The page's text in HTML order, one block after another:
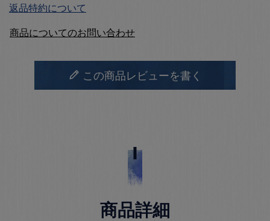
返品特約について
商品についてのお問い合わせ
この商品レビューを書く
商品詳細